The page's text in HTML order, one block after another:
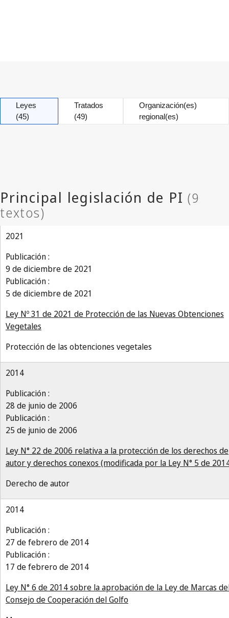
Leyes
(45)
Tratados
(49)
Organización(es)
regional(es)
2021
Publicación :
9 de diciembre de 2021
Publicación :
5 de diciembre de 2021
Ley Nº 31 de 2021 de Protección de las Nuevas Obtenciones
Vegetales
Protección de las obtenciones vegetales
2014
Publicación :
28 de junio de 2006
Publicación :
25 de junio de 2006
Ley N° 22 de 2006 relativa a la protección de los derechos de
autor y derechos conexos (modificada por la Ley N° 5 de
Derecho de autor
2014
Publicación :
27 de febrero de 2014
Publicación :
17 de febrero de 2014
Ley N° 6 de 2014 sobre la aprobación de la Ley de Marcas
Consejo de Cooperación del Golfo